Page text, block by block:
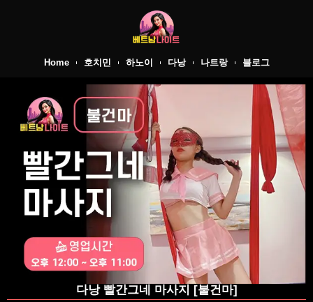
Home 호치민 하노이 다낭 나트랑 블로그
다낭 빨간그네 마사지 [불건마]